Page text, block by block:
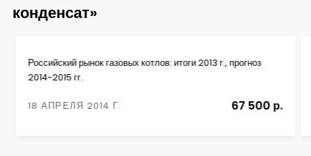
конденсат»
Российский рынок газовых котлов: итоги 2013 г., прогноз
2014-2015 гг.
18 АПРЕЛЯ 2014 Г. 67 500 р.